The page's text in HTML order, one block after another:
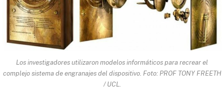
Los investigadores utilizaron modelos informáticos para recrear el
complejo sistema de engranajes del dispositivo. Foto: PROF TONY FREETH
/ UCL.